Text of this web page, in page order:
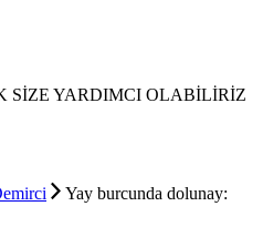
SİZE YARDIMCI OLABİLİRİZ
Yay burcunda dolunay: